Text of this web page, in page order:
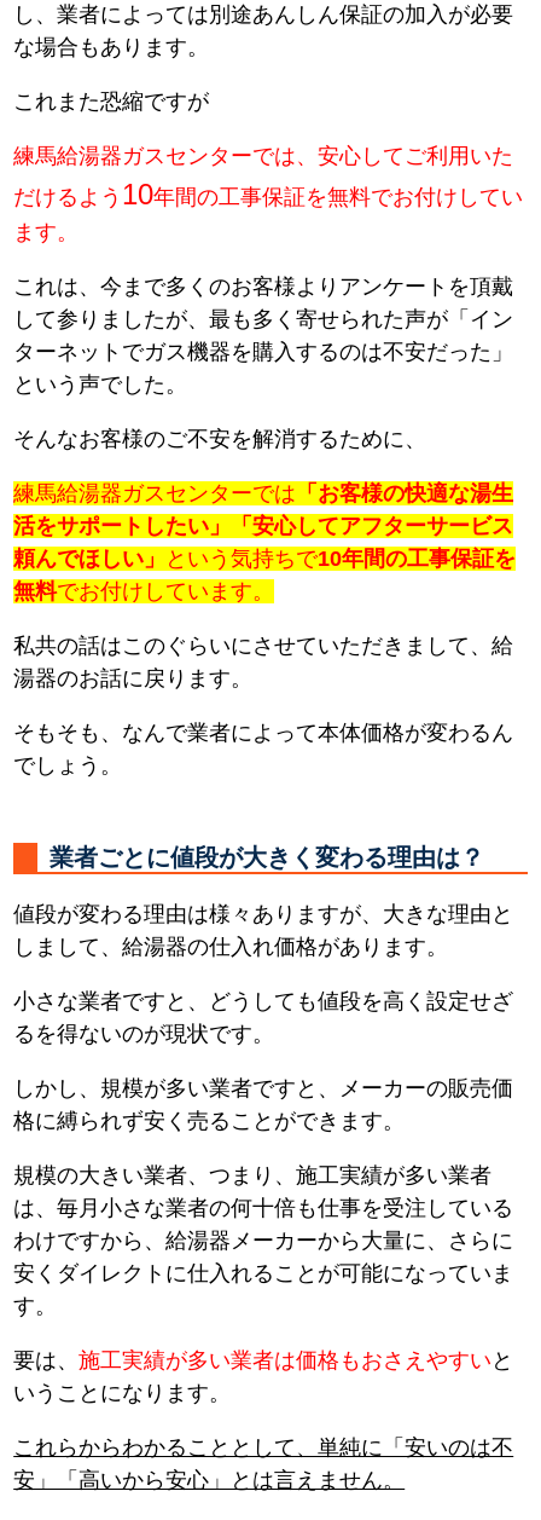
し、業者によっては別途あんしん保証の加入が必要
な場合もあります。
これまた恐縮ですが
練馬給湯器ガスセンターでは、安心してご利用いた
だけるよう 10年間の工事保証を無料でお付けしてい
ます。
これは、今まで多くのお客様よりアンケートを頂戴
して参りましたが、最も多く寄せられた声が「イン
ターネットでガス機器を購入するのは不安だった」
という声でした。
そんなお客様のご不安を解消するために、
練馬給湯器ガスセンターでは 「お客様の快適な湯生
活をサポートしたい」「安心してアフターサービス
頼んでほしい」
という気持ちで10年間の工事保証を
無料でお付けしています。
私共の話はこのぐらいにさせていただきまして、給
湯器のお話に戻ります。
そもそも、なんで業者によって本体価格が変わるん
でしょう。
業者ごとに値段が大きく変わる理由は？
値段が変わる理由は様々ありますが、大きな理由と
しまして、給湯器の仕入れ価格があります。
小さな業者ですと、どうしても値段を高く設定せざ
るを得ないのが現状です。
しかし、規模が多い業者ですと、メーカーの販売価
格に縛られず安く売ることができます。
規模の大きい業者、つまり、施工実績が多い業者
は、毎月小さな業者の何十倍も仕事を受注している
わけですから、給湯器メーカーから大量に、さらに
安くダイレクトに仕入れることが可能になっていま
す。
要は、施工実績が多い業者は価格もおさえやすい と
いうことになります。
これらからわかることとして、単純に「安いのは不
安」「高いから安心」とは言えません。